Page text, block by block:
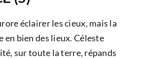
éclairer les cieux, mais la
en bien des lieux. Céleste
sur toute la terre, répands